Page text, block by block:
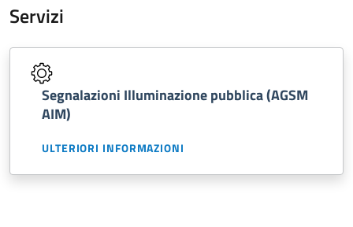
Servizi
Segnalazioni Illuminazione pubblica (AGSM
AIM)
ULTERIORI INFORMAZIONI